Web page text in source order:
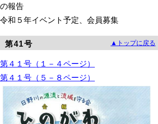
の報告
令和５年イベント予定、会員募集
第41号 ▲トップに戻る
第４１号（１－４ページ）
第４１号（５－８ページ）